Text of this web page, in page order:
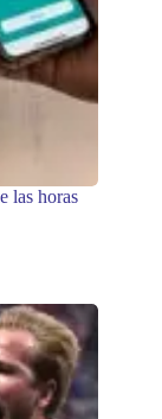
las horas